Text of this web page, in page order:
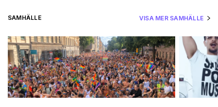
SAMHÄLLE VISA MER SAMHÄLLE